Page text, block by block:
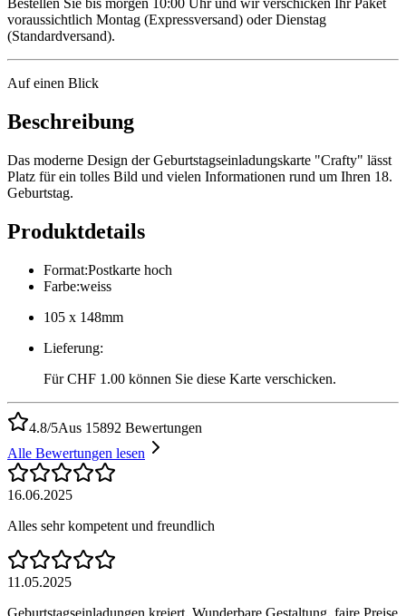
voraussichtlich Montag (Expressversand) oder Dienstag
(Standardversand).
Auf einen Blick
Beschreibung
Das moderne Design der Geburtstagseinladungskarte "Crafty" lässt
Platz für ein tolles Bild und vielen Informationen rund um Ihren 18.
Geburtstag.
Produktdetails
Format:Postkarte hoch
Farbe:weiss
105 x 148mm
Lieferung:
Für CHF 1.00 können Sie diese Karte verschicken.
4.8/5Aus 15892 Bewertungen
Alle Bewertungen lesen
16.06.2025
Alles sehr kompetent und freundlich
11.05.2025
Geburtstagseinladungen kreiert. Wunderbare Gestaltung, faire Preise